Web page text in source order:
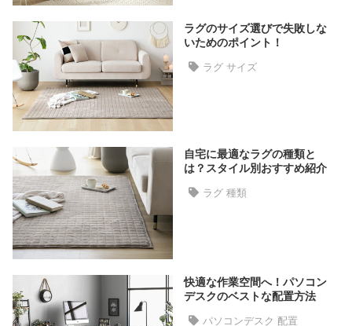
ン
キ
商
品
カ
テ
か
ラグのサイズ選びで失敗しな
いためのポイント！
ラグ サイズ
自宅に最適なラグの種類と
は？スタイル別おすすめ紹介
ラグ 種類
快適な作業空間へ！パソコン
デスクのベストな配置方法
パソコンデスク 配置